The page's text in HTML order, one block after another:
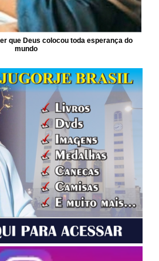
que Deus colocou toda esperança do
mundo